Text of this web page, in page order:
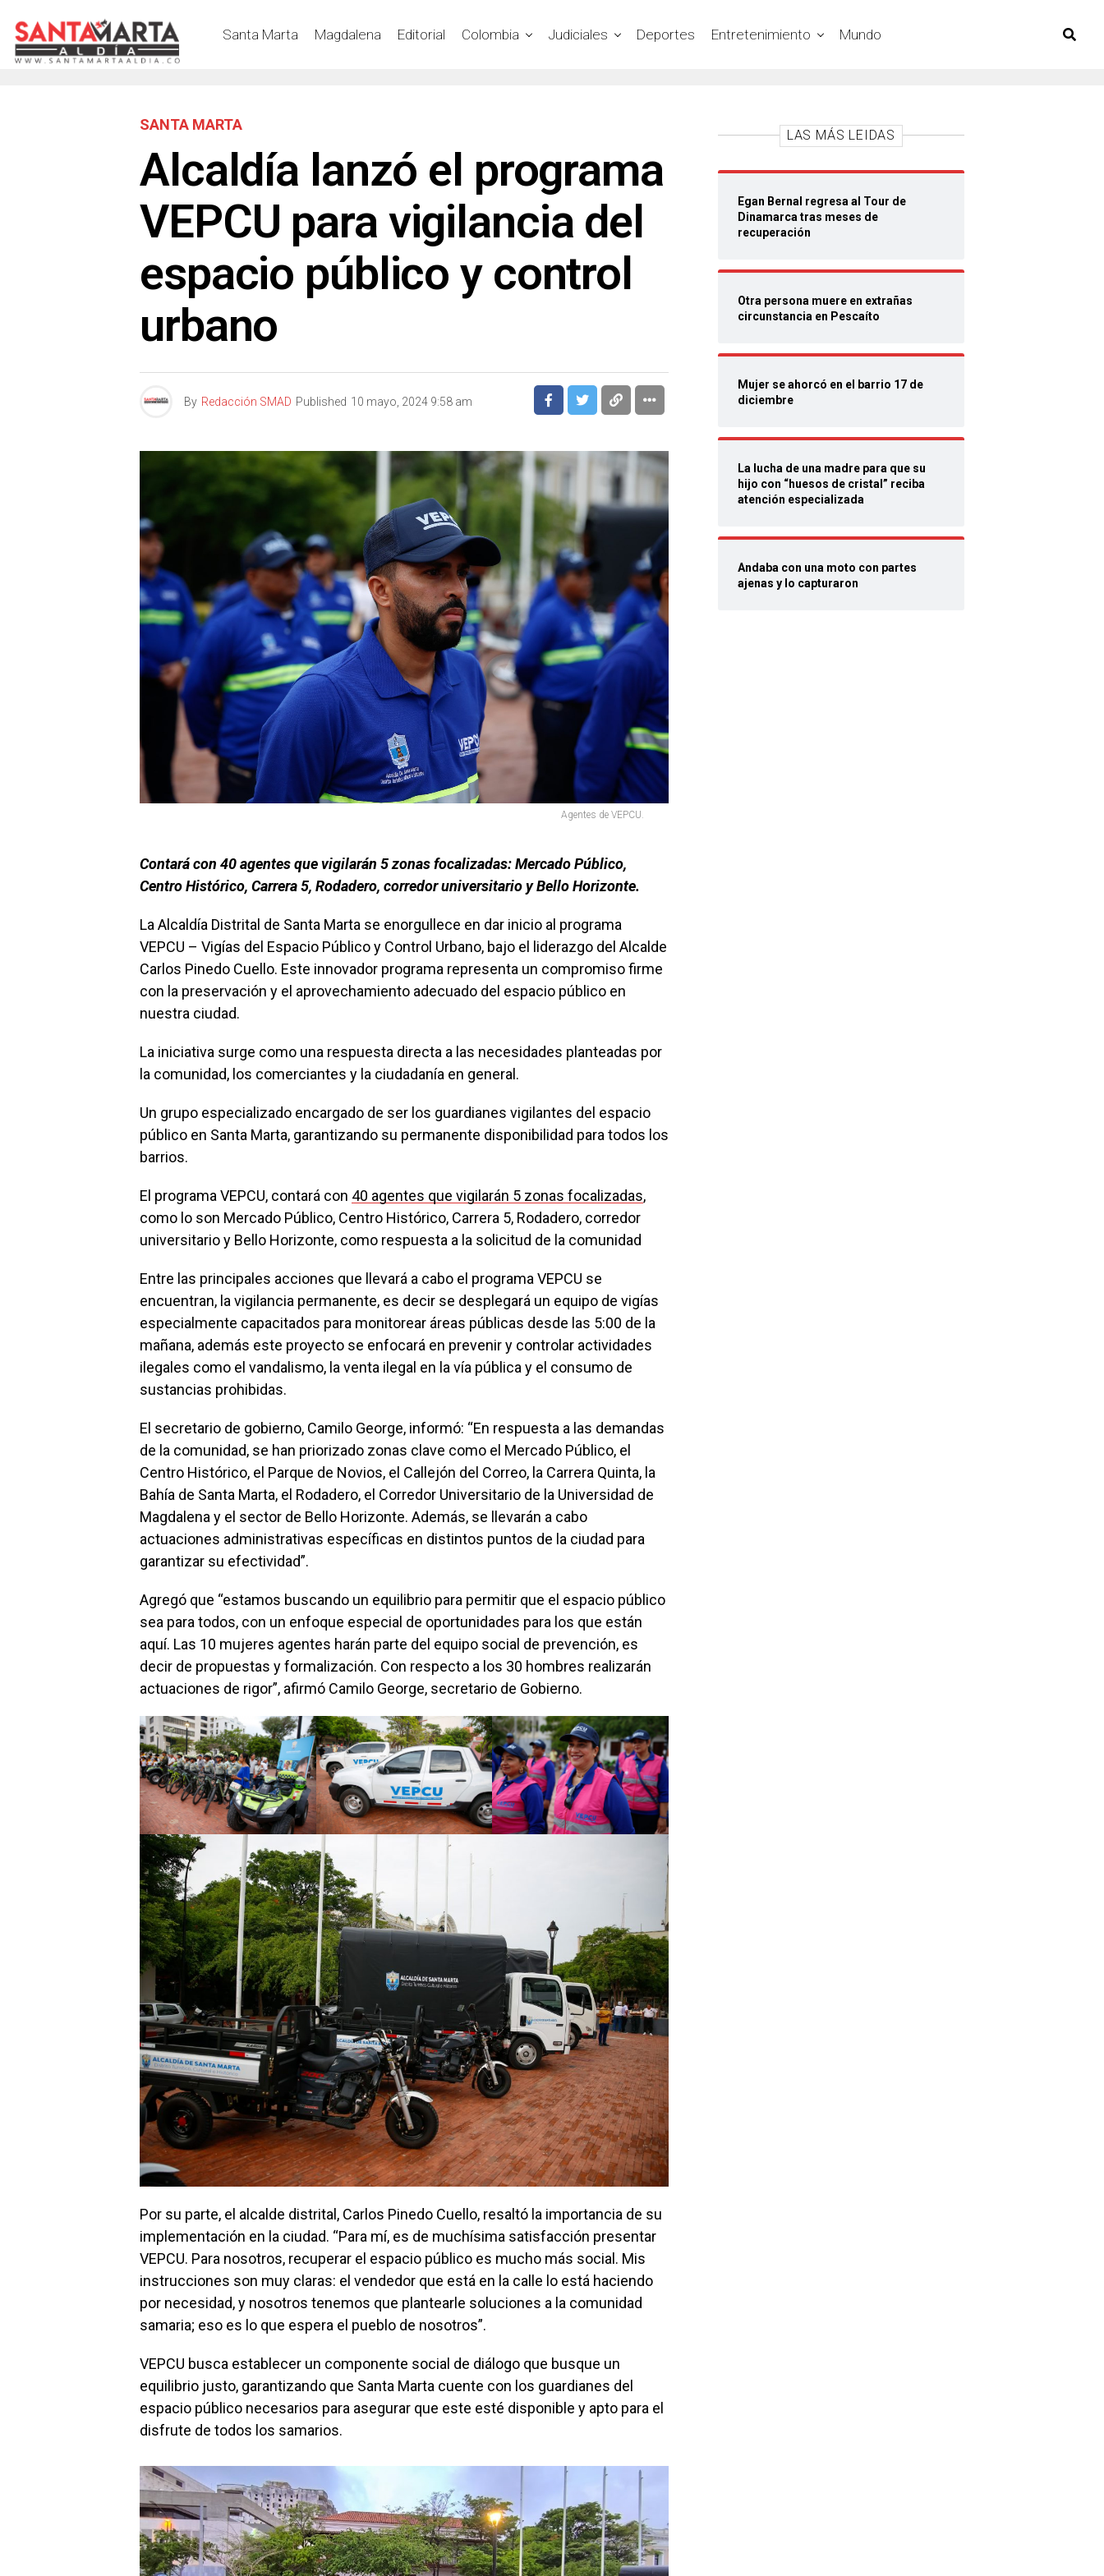
Santa Marta Magdalena Editorial Colombia Judiciales Deportes Entretenimiento Mundo
SANTA MARTA
Alcaldía lanzó el programa
VEPCU para vigilancia del
espacio público y control
urbano
By Redacción SMAD Published 10 mayo, 2024 9:58 am
Agentes de VEPCU.
Contará con 40 agentes que vigilarán 5 zonas focalizadas: Mercado Público,
Centro Histórico, Carrera 5, Rodadero, corredor universitario y Bello Horizonte.
La Alcaldía Distrital de Santa Marta se enorgullece en dar inicio al programa
VEPCU – Vigías del Espacio Público y Control Urbano, bajo el liderazgo del Alcalde
Carlos Pinedo Cuello. Este innovador programa representa un compromiso firme
con la preservación y el aprovechamiento adecuado del espacio público en
nuestra ciudad.
La iniciativa surge como una respuesta directa a las necesidades planteadas por
la comunidad, los comerciantes y la ciudadanía en general.
Un grupo especializado encargado de ser los guardianes vigilantes del espacio
público en Santa Marta, garantizando su permanente disponibilidad para todos los
barrios.
El programa VEPCU, contará con 40 agentes que vigilarán 5 zonas focalizadas,
como lo son Mercado Público, Centro Histórico, Carrera 5, Rodadero, corredor
universitario y Bello Horizonte, como respuesta a la solicitud de la comunidad
Entre las principales acciones que llevará a cabo el programa VEPCU se
encuentran, la vigilancia permanente, es decir se desplegará un equipo de vigías
especialmente capacitados para monitorear áreas públicas desde las 5:00 de la
mañana, además este proyecto se enfocará en prevenir y controlar actividades
ilegales como el vandalismo, la venta ilegal en la vía pública y el consumo de
sustancias prohibidas.
El secretario de gobierno, Camilo George, informó: “En respuesta a las demandas
de la comunidad, se han priorizado zonas clave como el Mercado Público, el
Centro Histórico, el Parque de Novios, el Callejón del Correo, la Carrera Quinta, la
Bahía de Santa Marta, el Rodadero, el Corredor Universitario de la Universidad de
Magdalena y el sector de Bello Horizonte. Además, se llevarán a cabo
actuaciones administrativas específicas en distintos puntos de la ciudad para
garantizar su efectividad”.
Agregó que “estamos buscando un equilibrio para permitir que el espacio público
sea para todos, con un enfoque especial de oportunidades para los que están
aquí. Las 10 mujeres agentes harán parte del equipo social de prevención, es
decir de propuestas y formalización. Con respecto a los 30 hombres realizarán
actuaciones de rigor”, afirmó Camilo George, secretario de Gobierno.
Por su parte, el alcalde distrital, Carlos Pinedo Cuello, resaltó la importancia de su
implementación en la ciudad. “Para mí, es de muchísima satisfacción presentar
VEPCU. Para nosotros, recuperar el espacio público es mucho más social. Mis
instrucciones son muy claras: el vendedor que está en la calle lo está haciendo
por necesidad, y nosotros tenemos que plantearle soluciones a la comunidad
samaria; eso es lo que espera el pueblo de nosotros”.
VEPCU busca establecer un componente social de diálogo que busque un
equilibrio justo, garantizando que Santa Marta cuente con los guardianes del
espacio público necesarios para asegurar que este esté disponible y apto para el
disfrute de todos los samarios.
LAS MÁS LEIDAS
Egan Bernal regresa al Tour de
Dinamarca tras meses de
recuperación
Otra persona muere en extrañas
circunstancia en Pescaíto
Mujer se ahorcó en el barrio 17 de
diciembre
La lucha de una madre para que su
hijo con “huesos de cristal” reciba
atención especializada
Andaba con una moto con partes
ajenas y lo capturaron